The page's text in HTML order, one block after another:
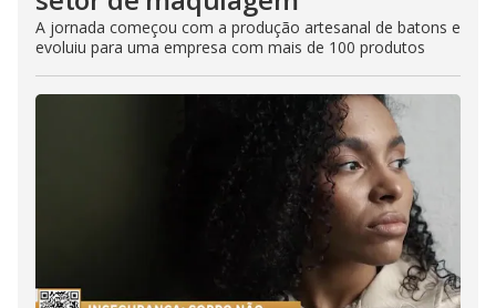
A jornada começou com a produção artesanal de batons e
evoluiu para uma empresa com mais de 100 produtos